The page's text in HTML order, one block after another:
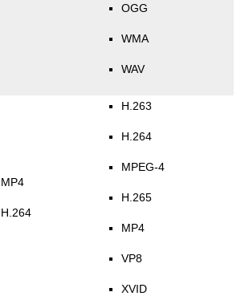
OGG
WMA
WAV
MP4
H.264
H.263
H.264
MPEG-4
H.265
MP4
VP8
XVID